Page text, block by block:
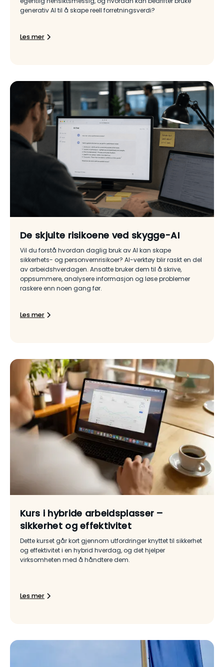
generativ AI til å skape reell forretningsverdi?
Les mer
De skjulte risikoene ved skygge-AI
Vil du forstå hvordan daglig bruk av AI kan skape
sikkerhets- og personvernrisikoer? AI-verktøy blir raskt en del
av arbeidshverdagen. Ansatte bruker dem til å skrive,
oppsummere, analysere informasjon og løse problemer
raskere enn noen gang før.
Les mer
Kurs i hybride arbeidsplasser –
sikkerhet og effektivitet
Dette kurset går kort gjennom utfordringer knyttet til sikkerhet
og effektivitet i en hybrid hverdag, og det hjelper
virksomheten med å håndtere dem.
Les mer